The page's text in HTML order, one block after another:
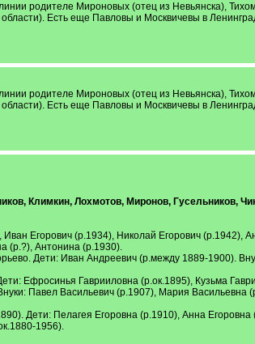
родителе Мироновых (отец из Невьянска),
Есть еще Павловы и Москвичевы в
родителе Мироновых (отец из Невьянска),
Есть еще Павловы и Москвичевы в
Климкин, Лохмотов, Миронов, Гусельников,
Егорович (р.1934), Николай Егорович (р.1942),
(р.?), Антонина (р.1930).
Дети: Иван Андреевич (р.между 1889-1900).
Ефросинья Гаврииловна (р.ок.1895), Кузьма
Павел Васильевич (р.1907), Мария Васильевна
Дети: Пелагея Егоровна (р.1910), Анна Егоровна
1956).